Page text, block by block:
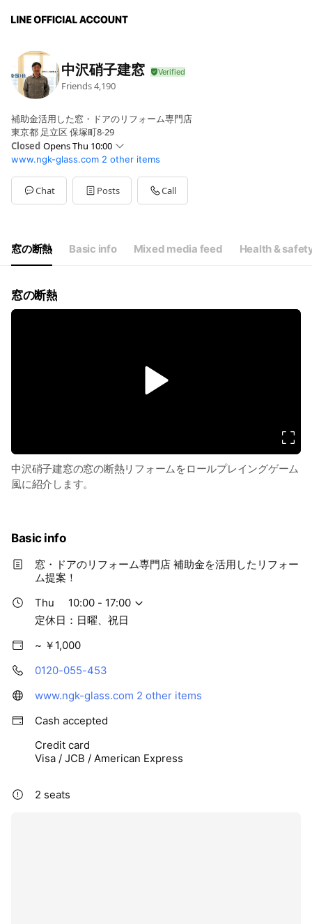
中沢硝子建窓
Friends4,190
補助金活用した窓・ドアのリフォーム専門店
東京都 足立区 保塚町8-29
Closed Opens Thu 10:00
SunClosed
Mon10:00 - 17:00
Tue10:00 - 17:00
Wed10:00 - 17:00
Sat
10:00 - 17:00
定休日：日曜、祝日
www.ngk-glass.com 2 other items
Chat Posts Call
窓の断熱 Basic info Mixed media feed Health &
窓の断熱
中沢硝子建窓の窓の断熱リフォームをロールプレイングゲーム
風に紹介します。
Basic info
窓・ドアのリフォーム専門店 補助金を活用したリフォー
ム提案！
Thu
10:00 - 17:00
定休日：日曜、祝日
~ ￥1,000
0120-055-453
www.ngk-glass.com 2 other items
Cash accepted
Credit card
Visa / JCB / American Express
2 seats